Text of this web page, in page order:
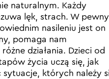
naturalnym. Każdy
lęk, strach. W
nasileniu jest on
pomaga nam
działania. Dzieci od
życia uczą się, jak
sytuacje, których należy